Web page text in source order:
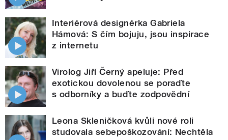
Interiérová designérka Gabriela
Hámová: S čím bojuju, jsou inspirace
z internetu
Virolog Jiří Černý apeluje: Před
exotickou dovolenou se poraďte
s odborníky a buďte zodpovědní
Leona Skleničková kvůli nové roli
studovala sebepoškozování: Nechtěla